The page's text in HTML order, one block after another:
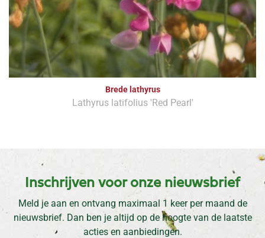
Brede lathyrus
Lathyrus latifolius 'Red Pearl'
Inschrijven voor onze nieuwsbrief
Meld je aan en ontvang maximaal 1 keer per maand de
nieuwsbrief. Dan ben je altijd op de hoogte van de laatste
acties en aanbiedingen.